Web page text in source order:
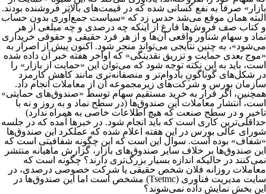
بازار» صرفا به نفع کسانی شده که در قیمت‌های بالاتر فروشنده بودند.
البته همان موقع می‌شد حدس زد که «سیاست جمع‌آوری بدون حساب
و کتاب صف فروش‌ها فارغ از اینکه چه درصدی و چه مبلغی از هر
نماد و سهام شناور واقعی آن‌ها و از هر فرد حقیقی و حقوقی خریداری
می‌شود»، به چنین نتایجی می‌تواند منجر شود. اکنون پیش از اصرار به
«موج‌ بعدی حمایت و تزریق نقدینگی» که اواخر هفته خبر آن داده شده
است، باید به این نکته توجه شود که می‌توان این «حمایت از بازار» را
در شکل‌های گوناگونِ بادوام‌تر و منصفانه‌تری مانند کاهش کارمزد
سازمان بورس و شرکت‌های زیرمجموعه آن از معاملات انجام داد.
همچنین، اگر قرار به خرید مستقیم سهام توسط «صندوق‌های حمایتی»
است، انتشار معاملات این صندوق‌ها (در سطح نماد و به روز و نه با
تاخیر و در سطح صنعت که هیچ اطلاعات خاصی به همراه ندارد)
حداقلی‌ترین کاری است که باید انجام شود. در خبرها آمده که در جلسه
شورای عالی بورس در این هفته اعلام شده که عملکرد این صندوق‌ها
«شفاف» بوده است. سوال این است که این چگونه شفافیتی است که
این صندوق‌ها بر خلاف سایر صندوق‌های بازار، گزارش ماهیانه منتشر
نمی‌کنند در حالیکه اندازه بسیار بزرگ‌تری دارند؟ چگونه است که
معاملات روزانه فلان شخص حقیقی یا شرکت خصوصی درصدی، در
سایت مدیریت فناوری (Tsetmc) مشخص است اما این صندوق‌ها در
این بخش نمایش داده نمی‌شوند؟